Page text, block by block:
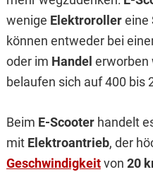
wenige Elektrorollereine
können entweder bei
oder im Handel erworben
belaufen sich auf 400 bis
Beim E-Scooter handelt
mit Elektroantrieb, der
Geschwindigkeitvon 20